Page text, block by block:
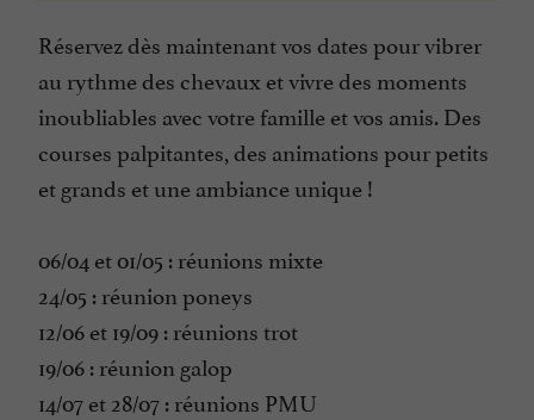
Réservez dès maintenant vos dates pour vibrer
au rythme des chevaux et vivre des moments
inoubliables avec votre famille et vos amis. Des
courses palpitantes, des animations pour petits
et grands et une ambiance unique !
06/04 et 01/05 : réunions mixte
24/05 : réunion poneys
12/06 et 19/09 : réunions trot
19/06 : réunion galop
14/07 et 28/07 : réunions PMU